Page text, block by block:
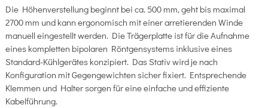
Die Höhenverstellung beginnt bei ca. 500 mm, geht bis maximal
2700 mm und kann ergonomisch mit einer arretierenden Winde
manuell eingestellt werden. Die Trägerplatte ist für die Aufnahme
eines kompletten bipolaren Röntgensystems inklusive eines
Standard-Kühlgerätes konzipiert. Das Stativ wird je nach
Konfiguration mit Gegengewichten sicher fixiert. Entsprechende
Klemmen und Halter sorgen für eine einfache und effiziente
Kabelführung.